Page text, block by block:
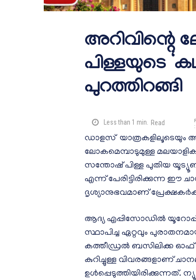
പിള്ളയുടെ
പുറത്തിറങ്ങി
Less than 1 min. Read
:
ഡാളസ് യാത്രകളിലൂടെയും
ലോകമെമ്പാടുമുള്ള
സന്തോഷ് പിള്ള പുതിയ യൂട്യൂബ്
എന്ന് പേരിട്ടിരിക്കുന്ന ഈ
ദൃശ്യാനുഭവമാണ്
ആദ്യ എപ്പിസോഡിൽ
സ്ഥാപിച്ച ഏറ്റവും
കത്തീഡ്രൽ ബസിലിക്ക
കുറിച്ചുള്ള വിവരങ്ങളാണ്
ഉൾപ്പെടുത്തിയിരിക്കുന്നത്.